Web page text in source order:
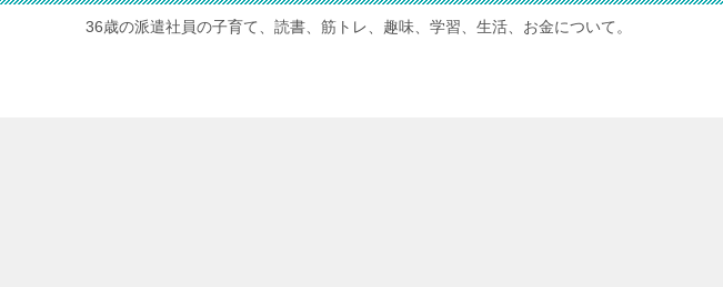
36歳の派遣社員の子育て、読書、筋トレ、趣味、学習、生活、お金について。